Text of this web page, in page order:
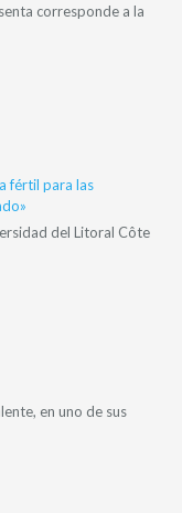
corresponde a la
fértil para las
del Litoral Côte
en uno de sus